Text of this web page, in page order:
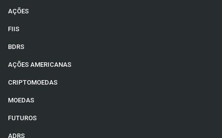
AÇÕES
FIIS
BDRS
AÇÕES AMERICANAS
CRIPTOMOEDAS
MOEDAS
FUTUROS
ADRS